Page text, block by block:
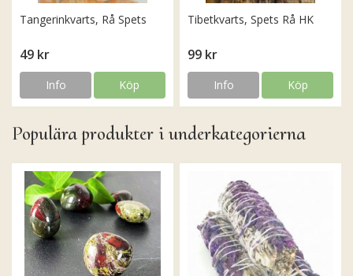
Tangerinkvarts, Rå Spets
49 kr
Info Köp
Tibetkvarts, Spets Rå HK
99 kr
Info Köp
Populära produkter i underkategorierna